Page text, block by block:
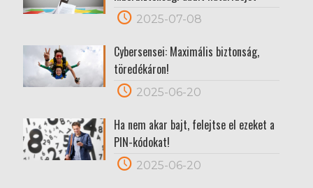
2025-07-08
Cybersensei: Maximális biztonság,
töredékáron!
2025-06-20
Ha nem akar bajt, felejtse el ezeket a
PIN-kódokat!
2025-06-20